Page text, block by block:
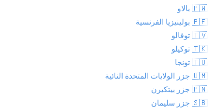
🇵🇼 بالاو
🇵🇫 بولينيزيا الفرنسية
🇹🇻 توفالو
🇹🇰 توكيلو
🇹🇴 تونجا
🇺🇲 جزر الولايات المتحدة النائية
🇵🇳 جزر بيتكيرن
🇸🇧 جزر سليمان